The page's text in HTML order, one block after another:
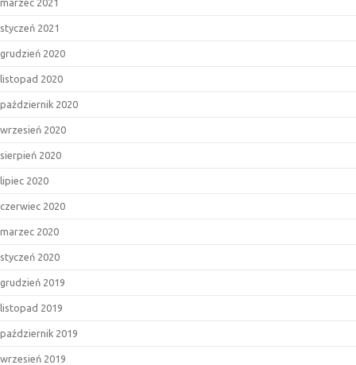
styczeń 2021
grudzień 2020
listopad 2020
październik 2020
wrzesień 2020
sierpień 2020
lipiec 2020
czerwiec 2020
marzec 2020
styczeń 2020
grudzień 2019
listopad 2019
październik 2019
wrzesień 2019